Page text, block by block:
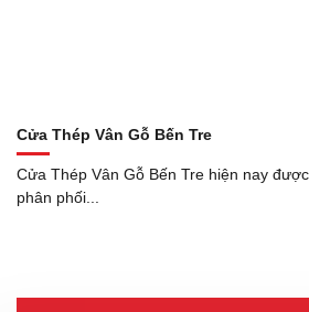
Cửa Thép Vân Gỗ Bến Tre
Cửa Thép Vân Gỗ Bến Tre hiện nay
phân phối...